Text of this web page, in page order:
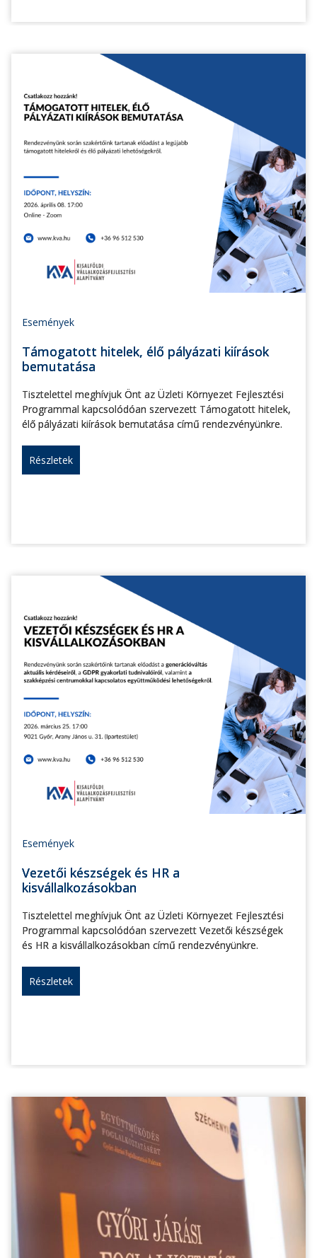
Események
Támogatott hitelek, élő pályázati kiírások
bemutatása
Tisztelettel meghívjuk Önt az Üzleti Környezet Fejlesztési
Programmal kapcsolódóan szervezett Támogatott hitelek,
élő pályázati kiírások bemutatása című rendezvényünkre.
Részletek
Események
Vezetői készségek és HR a
kisvállalkozásokban
Tisztelettel meghívjuk Önt az Üzleti Környezet Fejlesztési
Programmal kapcsolódóan szervezett Vezetői készségek
és HR a kisvállalkozásokban című rendezvényünkre.
Részletek